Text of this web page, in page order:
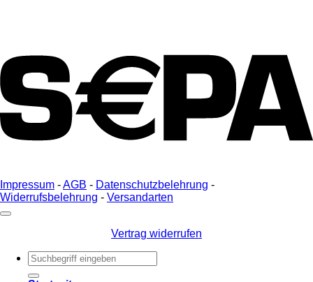
Impressum -AGB - Datenschutzbelehrung -
Widerrufsbelehrung - Versandarten
Vertrag widerrufen
Suche
nach: